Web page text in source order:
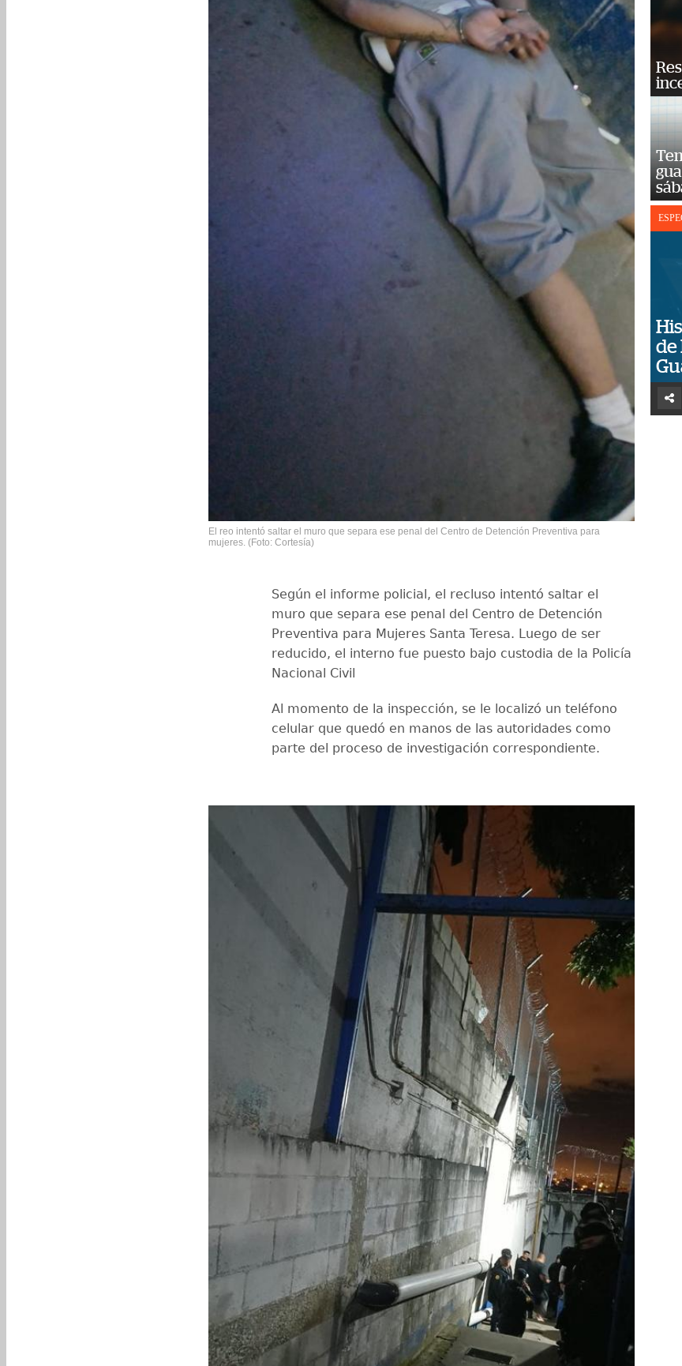
El reo intentó saltar el muro que separa ese penal del Centro de Detención Preventiva para
mujeres. (Foto: Cortesía)
Según el informe policial, el recluso intentó saltar el
muro que separa ese penal del Centro de Detención
Preventiva para Mujeres Santa Teresa. Luego de ser
reducido, el interno fue puesto bajo custodia de la Policía
Nacional Civil
Al momento de la inspección, se le localizó un teléfono
celular que quedó en manos de las autoridades como
parte del proceso de investigación correspondiente.
de